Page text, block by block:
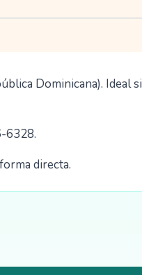
Dominicana). Ideal
6328.
directa.